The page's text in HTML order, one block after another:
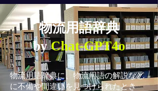
物流用語辞典
byChat-GPT4o
物流用語辞典に、物流用語の解説など
に不備や間違いを見つけられたとき